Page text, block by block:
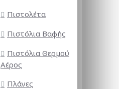
Πιστολέτα
Πιστόλια Βαφής
Πιστόλια Θερμού
Αέρος
Πλάνες